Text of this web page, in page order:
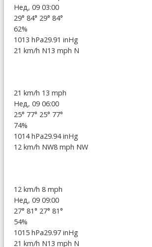
Нед, 09 03:00
29° 84° 29° 84°
62%
1013 hPa29.91 inHg
21 km/h N13 mph N
21 km/h 13 mph
Нед, 09 06:00
25° 77° 25° 77°
74%
1014 hPa29.94 inHg
12 km/h NW8 mph NW
12 km/h 8 mph
Нед, 09 09:00
27° 81° 27° 81°
54%
1015 hPa29.97 inHg
21 km/h N13 mph N